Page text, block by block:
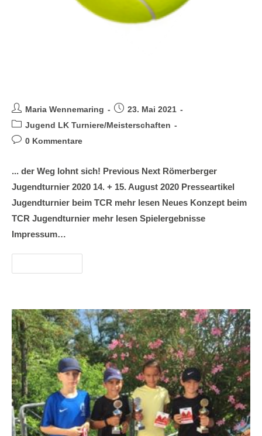
Maria Wennemaring
23. Mai 2021
Jugend LK Turniere/Meisterschaften
0 Kommentare
... der Weg lohnt sich! Previous Next Römerberger
Jugendturnier 2020 14. + 15. August 2020 Presseartikel
Jugendturnier beim TCR mehr lesen Neues Konzept beim
TCR Jugendturnier mehr lesen Spielergebnisse
Impressum…